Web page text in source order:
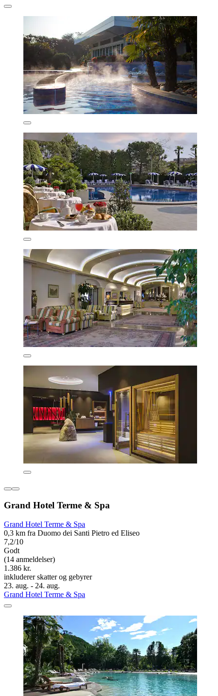
Grand Hotel Terme & Spa
Grand Hotel Terme & Spa
0,3 km fra Duomo dei Santi Pietro ed Eliseo
7,2/10
Godt
(14 anmeldelser)
1.386 kr.
inkluderer skatter og gebyrer
23. aug. - 24. aug.
Grand Hotel Terme & Spa